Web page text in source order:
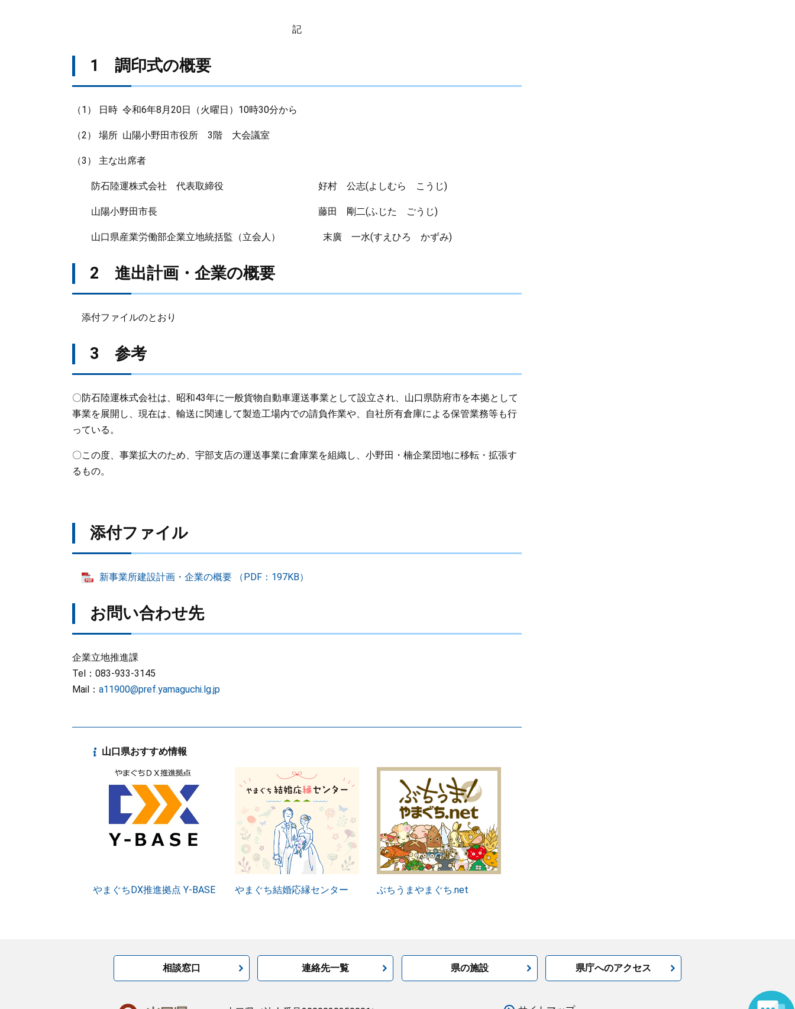
記
1 調印式の概要
（1） 日時 令和6年8月20日（火曜日）10時30分から
（2） 場所 山陽小野田市役所 3階 大会議室
（3） 主な出席者
防石陸運株式会社 代表取締役 好村 公志(よしむら こうじ)
山陽小野田市長 藤田 剛二(ふじた ごうじ)
山口県産業労働部企業立地統括監（立会人） 末廣 一水(すえひろ かずみ)
2 進出計画・企業の概要
添付ファイルのとおり
3 参考
〇防石陸運株式会社は、昭和43年に一般貨物自動車運送事業として設立され、山口県防府市を本拠として
事業を展開し、現在は、輸送に関連して製造工場内での請負作業や、自社所有倉庫による保管業務等も行
っている。
​​〇この度、事業拡大のため、宇部支店の運送事業に倉庫業を組織し、小野田・楠企業団地に移転・拡張す
るもの。
添付ファイル
新事業所建設計画・企業の概要 （PDF：197KB）
お問い合わせ先
企業立地推進課
Tel：083-933-3145
Mail： a11900@pref.yamaguchi.lg.jp
山口県おすすめ情報
やまぐちDX推進拠点 Y-BASE やまぐち結婚応縁センター ぶちうまやまぐち.net
相談窓口 連絡先一覧 県の施設 県庁へのアクセス